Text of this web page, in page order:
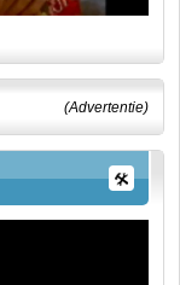
(Advertentie)